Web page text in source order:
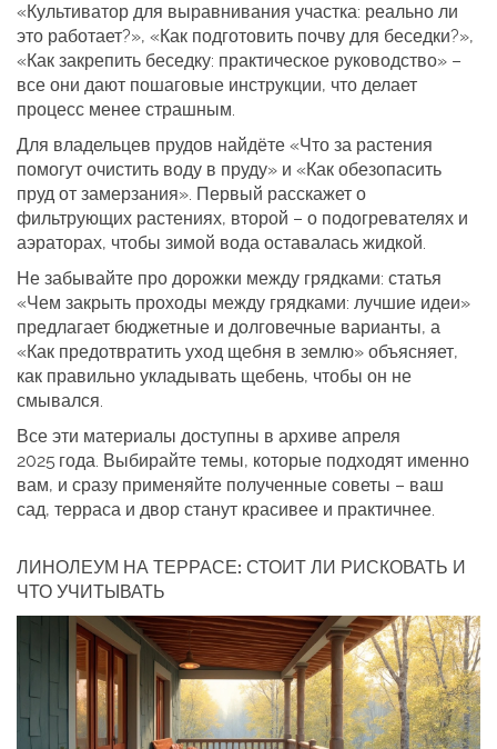
«Культиватор для выравнивания участка: реально ли
это работает?», «Как подготовить почву для беседки?»,
«Как закрепить беседку: практическое руководство» –
все они дают пошаговые инструкции, что делает
процесс менее страшным.
Для владельцев прудов найдёте «Что за растения
помогут очистить воду в пруду» и «Как обезопасить
пруд от замерзания». Первый расскажет о
фильтрующих растениях, второй – о подогревателях и
аэраторах, чтобы зимой вода оставалась жидкой.
Не забывайте про дорожки между грядками: статья
«Чем закрыть проходы между грядками: лучшие идеи»
предлагает бюджетные и долговечные варианты, а
«Как предотвратить уход щебня в землю» объясняет,
как правильно укладывать щебень, чтобы он не
смывался.
Все эти материалы доступны в архиве апреля
2025 года. Выбирайте темы, которые подходят именно
вам, и сразу применяйте полученные советы – ваш
сад, терраса и двор станут красивее и практичнее.
ЛИНОЛЕУМ НА ТЕРРАСЕ: СТОИТ ЛИ РИСКОВАТЬ И
ЧТО УЧИТЫВАТЬ